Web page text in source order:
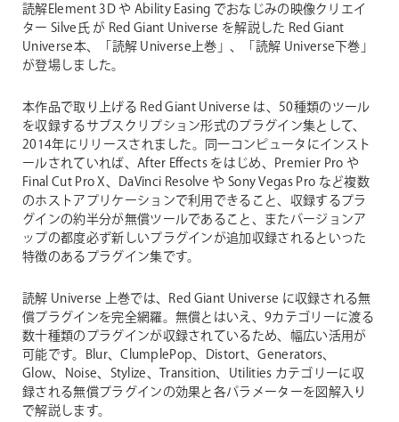
読解Element 3D や Ability Easing でおなじみの映像クリエイ
ター Silve氏 が Red Giant Universe を解説した Red Giant
Universe本、「読解 Universe上巻」、「読解 Universe下巻」
が登場しました。
本作品で取り上げる Red Giant Universe は、50種類のツール
を収録するサブスクリプション形式のプラグイン集として、
2014年にリリースされました。同一コンピュータにインスト
ールされていれば、After Effects をはじめ、Premier Pro や
Final Cut Pro X、DaVinci Resolve や Sony Vegas Pro など複数
のホストアプリケーションで利用できること、収録するプラ
グインの約半分が無償ツールであること、またバージョンア
ップの都度必ず新しいプラグインが追加収録されるといった
特徴のあるプラグイン集です。
読解 Universe 上巻では、Red Giant Universe に収録される無
償プラグインを完全網羅。無償とはいえ、9カテゴリーに渡る
数十種類のプラグインが収録されているため、幅広い活用が
可能です。Blur、ClumplePop、Distort、Generators、
Glow、Noise、Stylize、Transition、Utilities カテゴリーに収
録される無償プラグインの効果と各パラメーターを図解入り
で解説します。